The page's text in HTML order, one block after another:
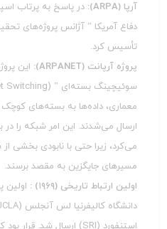
آرپا (ARPA):
در پاسخ به پرتاب
تأسیس کرد.
پروژه آرپانت (ARPANET):
این
معماری، داده‌ها به بسته‌های
ارسال می‌شدند. این امر شبکه را در
می‌کرد، زیرا حتی با نابودی بخشی
مسیرهای جایگزین به مقصد برسند.
اولین ارتباط تاریخی (۱۹۶۹) :
اولین